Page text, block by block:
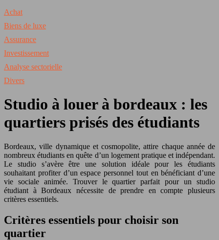
Achat
Biens de luxe
Assurance
Investissement
Analyse sectorielle
Divers
Studio à louer à bordeaux : les
quartiers prisés des étudiants
Bordeaux, ville dynamique et cosmopolite, attire chaque année de
nombreux étudiants en quête d’un logement pratique et indépendant.
Le studio s’avère être une solution idéale pour les étudiants
souhaitant profiter d’un espace personnel tout en bénéficiant d’une
vie sociale animée. Trouver le quartier parfait pour un studio
étudiant à Bordeaux nécessite de prendre en compte plusieurs
critères essentiels.
Critères essentiels pour choisir son
quartier